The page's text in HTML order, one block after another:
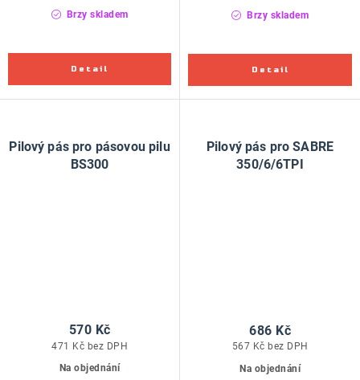
Brzy skladem Brzy skladem
Pilový pás pro pásovou pilu
BS300
Na objednání
471 Kč bez DPH
570 Kč
Pilový pás pro SABRE
350/6/6TPI
Na objednání
567 Kč bez DPH
686 Kč